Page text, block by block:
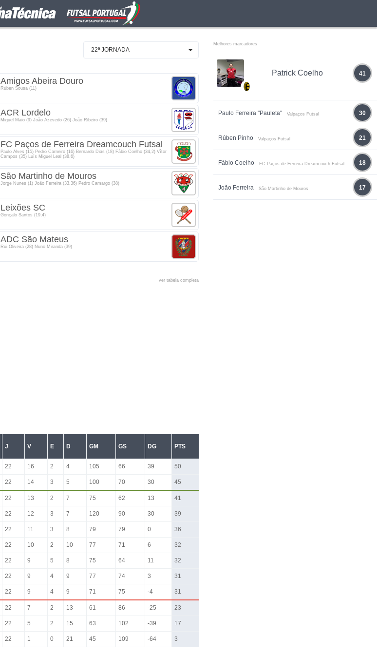
22ª JORNADA
Amigos Abeira Douro
Rúben Sousa (11)
ACR Lordelo
Miguel Maio (9) João Azevedo (26) João Ribeiro (39)
FC Paços de Ferreira Dreamcouch Futsal
Paulo Alves (15) Pedro Carneiro (16) Bernardo Dias (18) Fábio Coelho (34,2) Vítor
Campos (35) Luís Miguel Leal (38,6)
São Martinho de Mouros
Jorge Nunes (1) João Ferreira (33,36) Pedro Camargo (38)
Leixões SC
Gonçalo Santos (19,4)
ADC São Mateus
Rui Oliveira (28) Nuno Miranda (39)
ver tabela completa
J V E D GM GS DG PTS
22 16 2 4 105 66 39 50
22 14 3 5 100 70 30 45
22 13 2 7 75 62 13 41
22 12 3 7 120 90 30 39
22 11 3 8 79 79 0 36
22 10 2 10 77 71 6 32
22 9 5 8 75 64 11 32
22 9 4 9 77 74 3 31
22 9 4 9 71 75 -4 31
22 7 2 13 61 86 -25 23
22 5 2 15 63 102 -39 17
22 1 0 21 45 109 -64 3
Melhores marcadores
Patrick Coelho 41
Paulo Ferreira "Pauleta" Valpaços Futsal 30
Rúben Pinho Valpaços Futsal 21
Fábio Coelho FC Paços de Ferreira Dreamcouch Futsal 18
João Ferreira São Martinho de Mouros 17